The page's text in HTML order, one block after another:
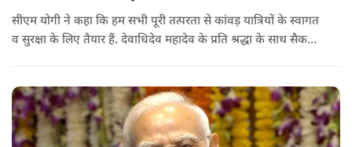
सीएम योगी ने कहा कि हम सभी पूरी तत्परता से कांवड़ यात्रियों के स्वागत
व सुरक्षा के लिए तैयार हैं. देवाधिदेव महादेव के प्रति श्रद्धा के साथ सैकड़ों
पात, क्षेत्र व प्रांत की सीमाओं से ऊपर उठकर उनकी हर श्वांस शिव के नाम
है.